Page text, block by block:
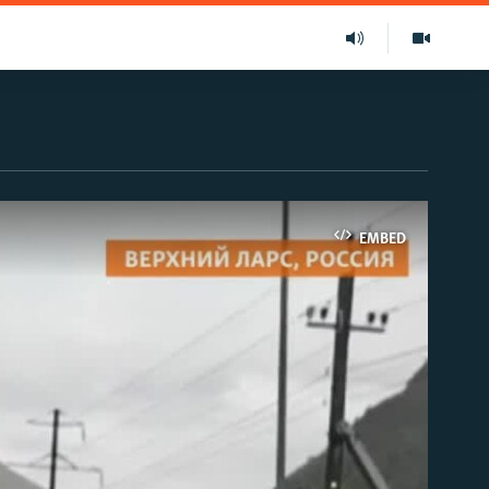
EMBED